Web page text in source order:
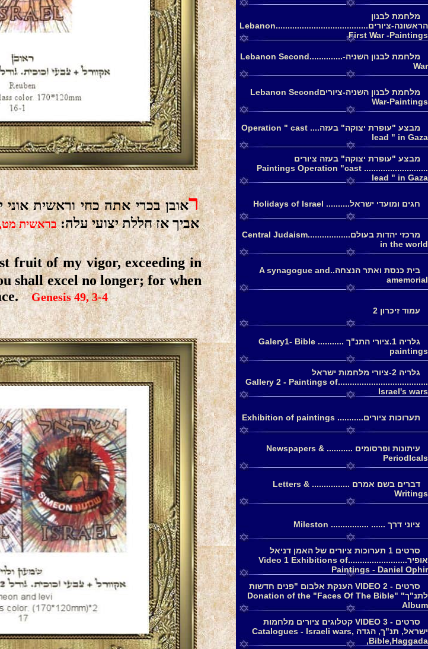
מלחמת לבנון
הראשונה-ציורים.......................................Lebanon
First War -Paintings
מלחמת לבנון השניה-..............Lebanon Second
War
מלחמת לבנון השניה-ציוריםLebanon Second
War-Paintings
מבצע "עופרת יצוקה" בעזה.... Operation " cast
lead " in Gaza
מבצע "עופרת יצוקה" בעזה ציורים
........................... Paintings Operation "cast
lead " in Gaza
חגים ומועדי ישראל.......... Holidays of Israel
מרכזי יהדות בעולם..................Central Judaism
in the world
בית כנסת ואתר הנצחה..A synagogue and
amemorial
עמוד זיכרון 2
גלריה 1.ציורי התנ"ך ........... Galery1- Bible
paintings
גלריה 2-ציורי מלחמות ישראל
......................................Gallery 2 - Paintings of
Israel's wars
תערוכות ציורים........... Exhibition of paintings
עיתונות ופרסומים ........... Newspapers &
PeriodIcals
דברים בשם אמרם ................ Letters &
Writings
ציוני דרך ...... ................ Mileston
סרטים 1 תערוכות ציורים של האמן דניאל
אופיר.........................Video 1 Exhibitions of
Paintings - Daniel Ophir
סרטים - 2 VIDEO הענקת אלבום "פנים חדשות
לתנ"ך" Donation of the "Faces Of The Bible"
Album
סרטים - 3 VIDEO קטלוגים ציורים מלחמות
ישראל, תנ"ך, הגדה Catalogues - Israeli wars,
Bible,Haggada,
ראובן בכרי אתה כחי וראשית
אביך אז חללת יצועי עלה: בראשית
fruit of my vigor, exceeding in
shall excel no longer; for when
Genesis 49, 3-4